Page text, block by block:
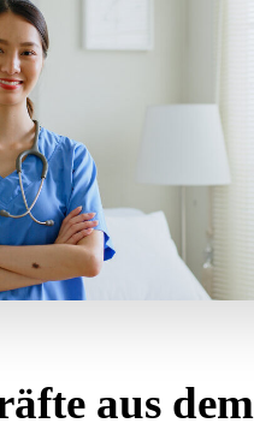
aus dem